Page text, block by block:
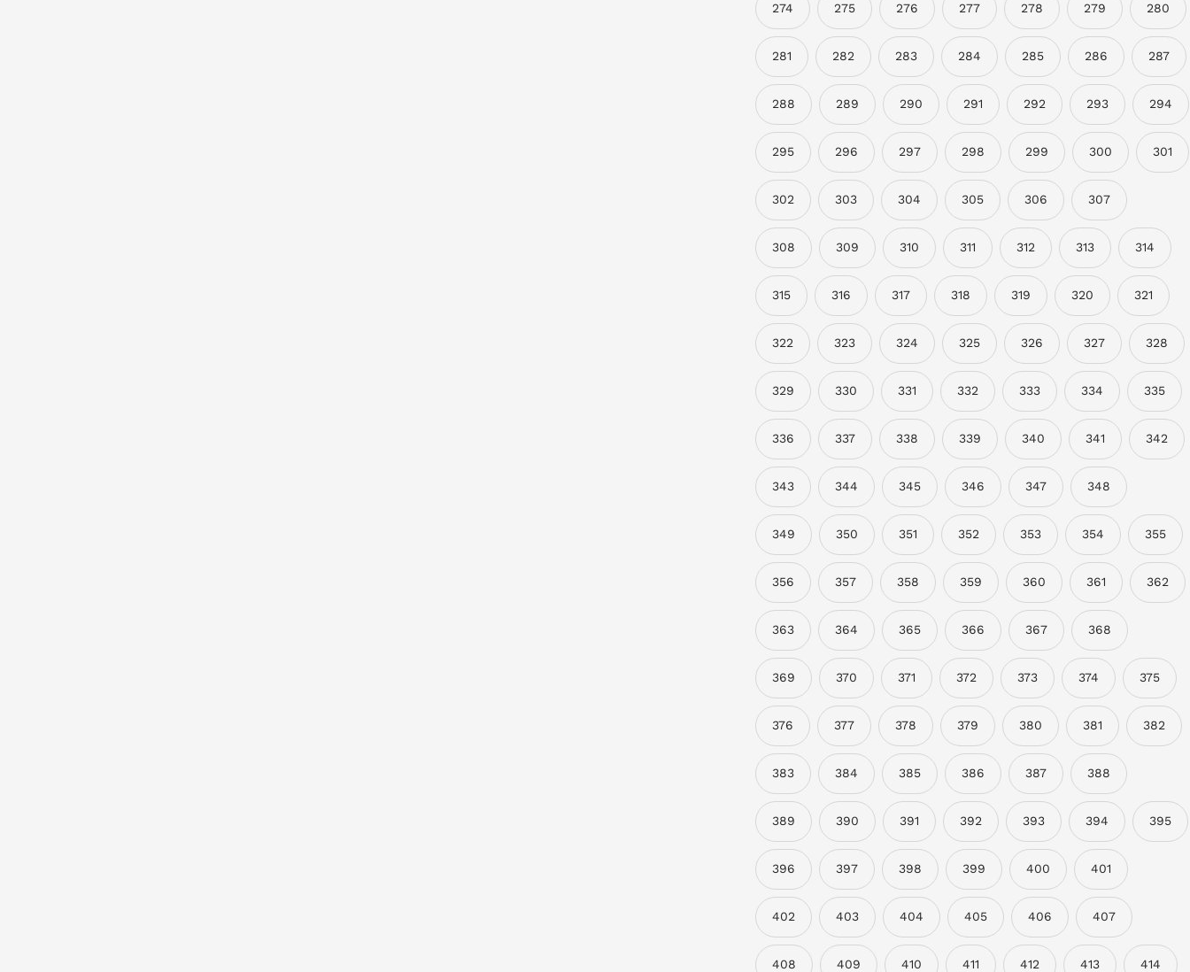
274 275 276 277 278 279 280
281 282 283 284 285 286 287
288 289 290 291 292 293 294
295 296 297 298 299 300 301
302 303 304 305 306 307
308 309 310 311 312 313 314
315 316 317 318 319 320 321
322 323 324 325 326 327 328
329 330 331 332 333 334 335
336 337 338 339 340 341 342
343 344 345 346 347 348
349 350 351 352 353 354 355
356 357 358 359 360 361 362
363 364 365 366 367 368
369 370 371 372 373 374 375
376 377 378 379 380 381 382
383 384 385 386 387 388
389 390 391 392 393 394 395
396 397 398 399 400 401
402 403 404 405 406 407
408 409 410 411 412 413 414